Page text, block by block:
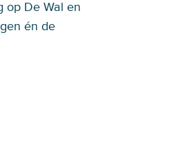
op De Wal en
én de